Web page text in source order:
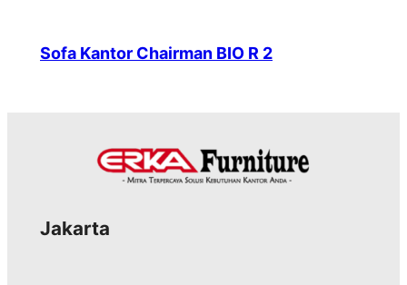
Sofa Kantor Chairman BIO R 2
Jakarta